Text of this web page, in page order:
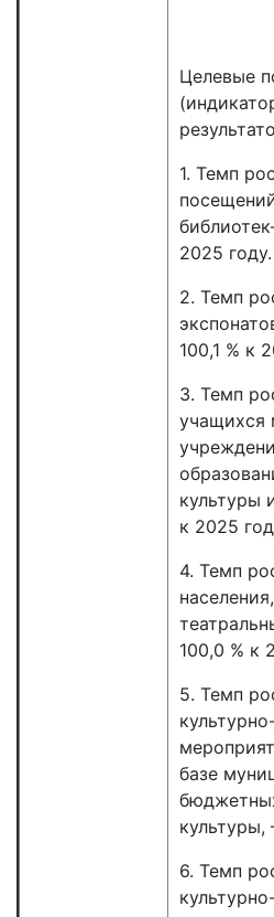
Целевые
1. Темп
2025 году.
2. Темп
100,1 % к
3. Темп
учащихся
культуры
к 2025
4. Темп
100,0 % к
5. Темп
базе
культуры,
6. Темп